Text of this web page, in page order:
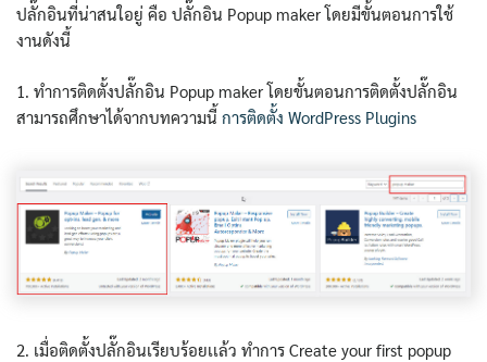
ปลั๊กอินที่น่าสนใอยู่ คือ ปลั๊กอิน Popup maker โดยมีขั้นตอนการใช้
งานดังนี้
1. ทำการติดตั้งปลั๊กอิน Popup maker โดยขั้นตอนการติดตั้งปลั๊กอิน
สามารถศึกษาได้จากบทความนี้ การติดตั้ง WordPress Plugins
2. เมื่อติดตั้งปลั๊กอินเรียบร้อยเเล้ว ทำการ Create your first popup